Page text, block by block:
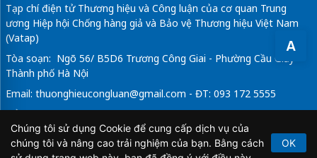
A
Tạp chí điện tử Thương hiệu và Công luận của cơ quan Trung
ương Hiệp hội Chống hàng giả và Bảo vệ Thương hiệu Việt Nam
(Vatap)
Tòa soạn: Ngõ 56/ B5D6 Trương Công Giai - Phường Cầu Giấy -
Thành phố Hà Nội
Email: thuonghieucongluan@gmail.com - ĐT: 093 172 5555
Tổng Biên Tập: Vũ Đức Thuận
Giấy phép hoạt động báo chí điện tử số 64/GP-BTTTT do Bộ
Thông tin và Truyền thông cấp ngày 21/2/2020.
Chúng tôi sử dụng Cookie để cung cấp dịch vụ của
chúng tôi và nâng cao trải nghiệm của bạn. Bằng cách
OK